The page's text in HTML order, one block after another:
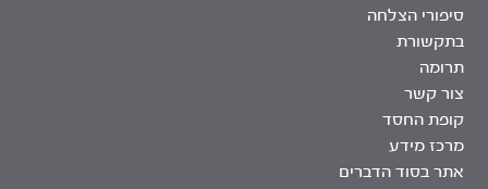
סיפורי הצלחה
בתקשורת
תרומה
צור קשר
קופת החסד
מרכז מידע
אתר בסוד הדברים